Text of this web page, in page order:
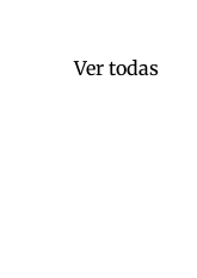
Ver todas